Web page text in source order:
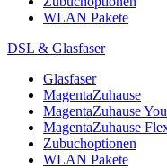
WLAN Pakete
DSL & Glasfaser
Glasfaser
MagentaZuhause
MagentaZuhause
MagentaZuhause
Zubuchoptionen
WLAN Pakete